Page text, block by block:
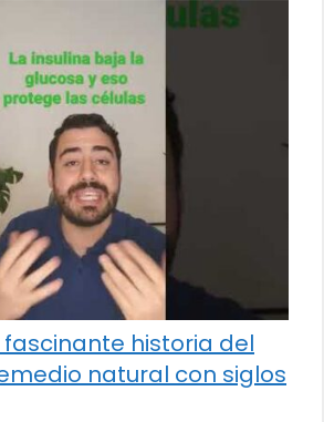
historia del
natural con siglos